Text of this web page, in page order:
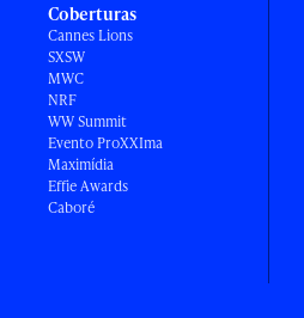
Coberturas
Cannes Lions
SXSW
MWC
NRF
WW Summit
Evento ProXXIma
Maximídia
Effie Awards
Caboré